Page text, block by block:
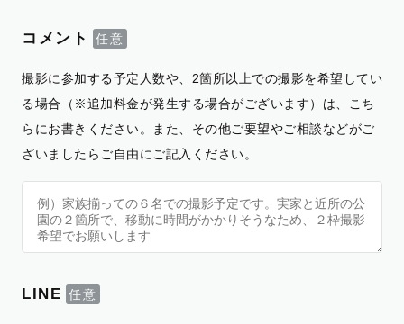
コメント
撮影に参加する予定人数や、2箇所以上での撮影を希望してい
る場合（※追加料金が発生する場合がございます）は、こち
らにお書きください。また、その他ご要望やご相談などがご
ざいましたらご自由にご記入ください。
LINE